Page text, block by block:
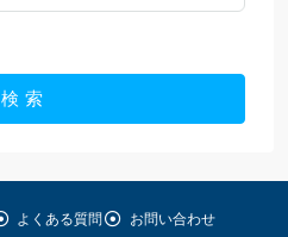
検 索
よくある質問
お問い合わせ